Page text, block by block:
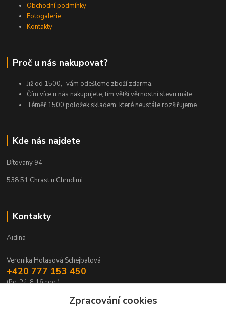
Obchodní podmínky
Fotogalerie
Kontakty
Proč u nás nakupovat?
Již od 1500,- vám odešleme zboží zdarma.
Čím více u nás nakupujete, tím větší věrnostní slevu máte.
Téměř 1500 položek skladem, které neustále rozšiřujeme.
Kde nás najdete
Bítovany 94
538 51 Chrast u Chrudimi
Kontakty
Aidina
Veronika Holasová Schejbalová
+420 777 153 450
(Po-Pá, 8-16 hod.)
eshop@aidina.czZpracování cookies